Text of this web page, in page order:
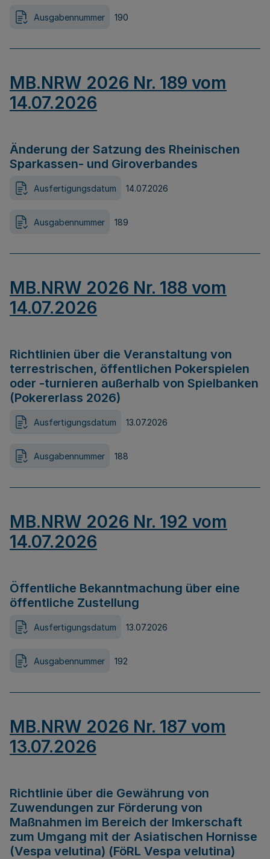
Ausgabennummer 190
MB.NRW 2026 Nr. 189 vom
14.07.2026
Änderung der Satzung des Rheinischen
Sparkassen- und Giroverbandes
Ausfertigungsdatum 14.07.2026
Ausgabennummer 189
MB.NRW 2026 Nr. 188 vom
14.07.2026
Richtlinien über die Veranstaltung von
terrestrischen, öffentlichen Pokerspielen
oder -turnieren außerhalb von Spielbanken
(Pokererlass 2026)
Ausfertigungsdatum 13.07.2026
Ausgabennummer 188
MB.NRW 2026 Nr. 192 vom
14.07.2026
Öffentliche Bekanntmachung über eine
öffentliche Zustellung
Ausfertigungsdatum 13.07.2026
Ausgabennummer 192
MB.NRW 2026 Nr. 187 vom
13.07.2026
Richtlinie über die Gewährung von
Zuwendungen zur Förderung von
Maßnahmen im Bereich der Imkerschaft
zum Umgang mit der Asiatischen Hornisse
(Vespa velutina) (FöRL Vespa velutina)